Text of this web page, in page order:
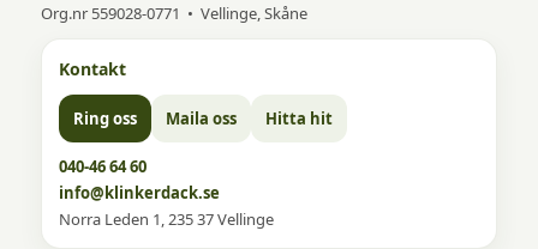
Org.nr 559028-0771 • Vellinge, Skåne
Kontakt
Ring oss Maila oss Hitta hit
040-46 64 60
info@klinkerdack.se
Norra Leden 1, 235 37 Vellinge